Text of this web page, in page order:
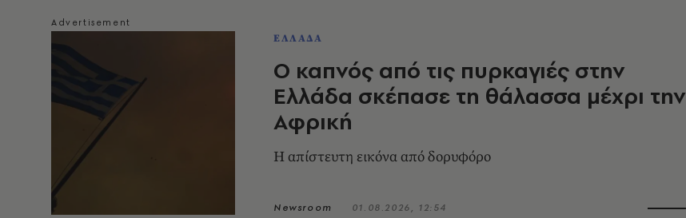
ΕΛΛΑΔΑ
Ο καπνός από τις πυρκαγιές στην
Ελλάδα σκέπασε τη θάλασσα μέχρι την
Αφρική
Η απίστευτη εικόνα από δορυφόρο
Newsroom 01.08.2026, 12:54